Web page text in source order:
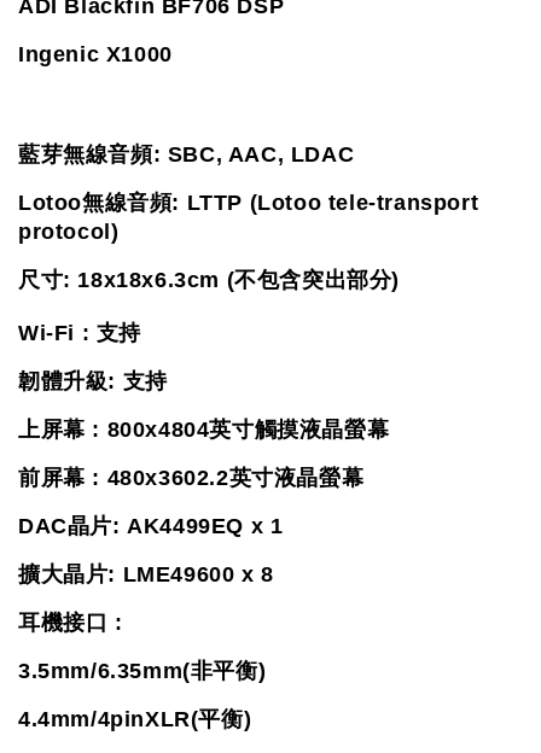
ADI Blackfin BF706 DSP
Ingenic X1000
藍芽無線音頻: SBC, AAC, LDAC
Lotoo無線音頻: LTTP (Lotoo tele-transport
protocol)
尺寸: 18x18x6.3cm (不包含突出部分)
Wi-Fi : 支持
韌體升級: 支持
上屏幕 : 800x4804英寸觸摸液晶螢幕
前屏幕 : 480x3602.2英寸液晶螢幕
DAC晶片: AK4499EQ x 1
擴大晶片: LME49600 x 8
耳機接口 :
3.5mm/6.35mm(非平衡)
4.4mm/4pinXLR(平衡)